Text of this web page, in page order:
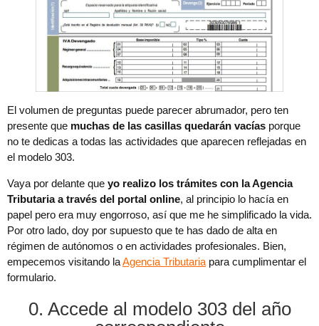
El volumen de preguntas puede parecer abrumador, pero ten
presente que muchas de las casillas quedarán vacías porque
no te dedicas a todas las actividades que aparecen reflejadas en
el modelo 303.
Vaya por delante que yo realizo los trámites con la Agencia
Tributaria a través del portal online, al principio lo hacía en
papel pero era muy engorroso, así que me he simplificado la vida.
Por otro lado, doy por supuesto que te has dado de alta en
régimen de autónomos o en actividades profesionales. Bien,
empecemos visitando laAgencia Tributariapara cumplimentar el
formulario.
0. Accede al modelo 303 del año